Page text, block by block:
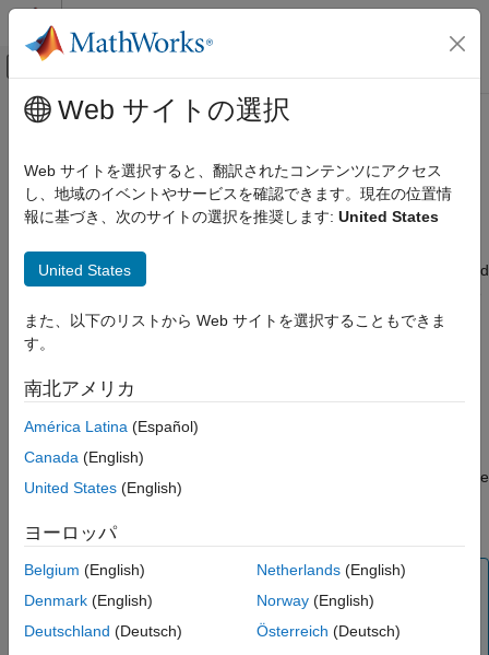
コンテンツへスキップ
オフキャンバス ナビゲーション メ
ドキュメンテーションのホーム
System Identification Toolbox
Linear Model Identification
ON THIS PAGE
See Also
メインコンテンツ
Polynomial Model Estimation
Algorithms
For linear ARX and AR models, you can choose between the
estimation method that uses QR-factorization for overdetermined
information about IV, see the section on variance-optimal
The ARX and IV algorithms treat noise differently. ARX assumes
white noise. However, the instrumental variable algorithm, IV, is
not sensitive to noise color. Thus, use IV when the noise in your
system is not completely white and it is incorrect to assume white
noise. If the models you obtained using ARX are inaccurate, try
Note
AR models apply to time-series data, which has no input.
For more information, seeTime Series Analysis
Web サイトの選択
Web サイトを選択すると、翻訳されたコンテンツにアクセス
し、地域のイベントやサービスを確認できます。現在の位置情
報に基づき、次のサイトの選択を推奨します: United States
United States
また、以下のリストから Web サイトを選択することもできま
す。
南北アメリカ
América Latina (Español)
Canada (English)
United States (English)
ヨーロッパ
Belgium (English)
Denmark (English)
Deutschland (Deutsch)
Netherlands(English)
Norway(English)
Österreich (Deutsch)